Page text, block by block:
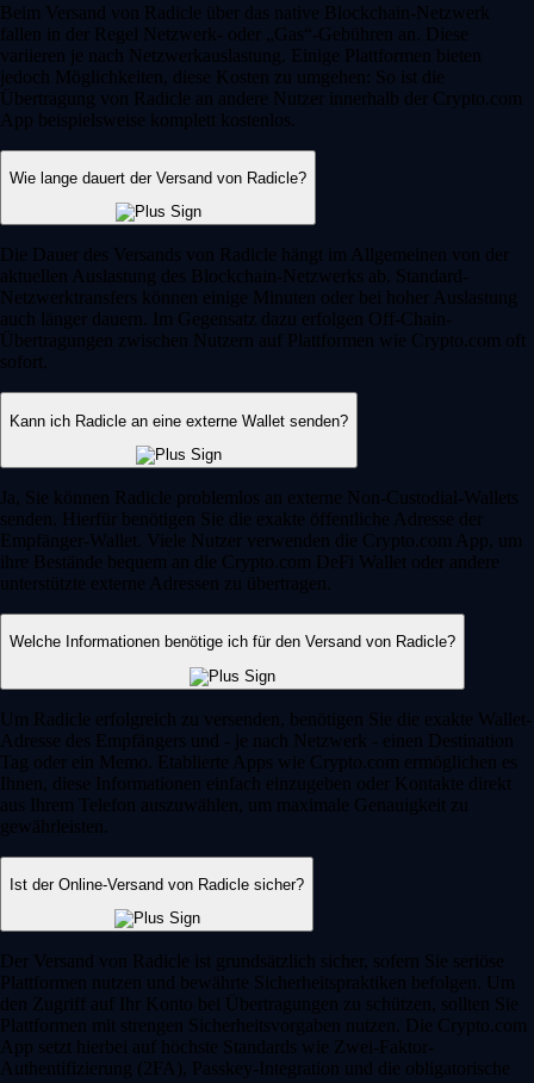
Beim Versand von Radicle über das native Blockchain-Netzwerk
fallen in der Regel Netzwerk- oder „Gas“-Gebühren an. Diese
variieren je nach Netzwerkauslastung. Einige Plattformen bieten
jedoch Möglichkeiten, diese Kosten zu umgehen: So ist die
Übertragung von Radicle an andere Nutzer innerhalb der Crypto.com
App beispielsweise komplett kostenlos.
Wie lange dauert der Versand von Radicle?
Die Dauer des Versands von Radicle hängt im Allgemeinen von der
aktuellen Auslastung des Blockchain-Netzwerks ab. Standard-
Netzwerktransfers können einige Minuten oder bei hoher Auslastung
auch länger dauern. Im Gegensatz dazu erfolgen Off-Chain-
Übertragungen zwischen Nutzern auf Plattformen wie Crypto.com oft
sofort.
Kann ich Radicle an eine externe Wallet senden?
Ja, Sie können Radicle problemlos an externe Non-Custodial-Wallets
senden. Hierfür benötigen Sie die exakte öffentliche Adresse der
Empfänger-Wallet. Viele Nutzer verwenden die Crypto.com App, um
ihre Bestände bequem an die Crypto.com DeFi Wallet oder andere
unterstützte externe Adressen zu übertragen.
Welche Informationen benötige ich für den Versand von Radicle?
Um Radicle erfolgreich zu versenden, benötigen Sie die exakte Wallet-
Adresse des Empfängers und - je nach Netzwerk - einen Destination
Tag oder ein Memo. Etablierte Apps wie Crypto.com ermöglichen es
Ihnen, diese Informationen einfach einzugeben oder Kontakte direkt
aus Ihrem Telefon auszuwählen, um maximale Genauigkeit zu
gewährleisten.
Ist der Online-Versand von Radicle sicher?
Der Versand von Radicle ist grundsätzlich sicher, sofern Sie seriöse
Plattformen nutzen und bewährte Sicherheitspraktiken befolgen. Um
den Zugriff auf Ihr Konto bei Übertragungen zu schützen, sollten Sie
Plattformen mit strengen Sicherheitsvorgaben nutzen. Die Crypto.com
App setzt hierbei auf höchste Standards wie Zwei-Faktor-
Authentifizierung (2FA), Passkey-Integration und die obligatorische